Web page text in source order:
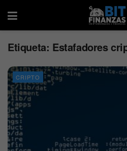
Etiqueta: Estafadores
CRIPTO